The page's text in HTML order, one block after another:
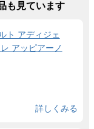
も見ています
ト アディジェ
アッピアーノ
詳しくみる